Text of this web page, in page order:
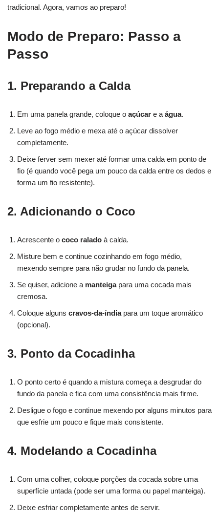
tradicional. Agora, vamos ao preparo!
Modo de Preparo: Passo a
Passo
1. Preparando a Calda
Em uma panela grande, coloque o açúcar e a água.
Leve ao fogo médio e mexa até o açúcar dissolver
completamente.
Deixe ferver sem mexer até formar uma calda em ponto de
fio (é quando você pega um pouco da calda entre os dedos e
forma um fio resistente).
2. Adicionando o Coco
Acrescente o coco ralado à calda.
Misture bem e continue cozinhando em fogo médio,
mexendo sempre para não grudar no fundo da panela.
Se quiser, adicione a manteigapara uma cocada mais
cremosa.
Coloque alguns cravos-da-índiapara um toque aromático
(opcional).
3. Ponto da Cocadinha
O ponto certo é quando a mistura começa a desgrudar do
fundo da panela e fica com uma consistência mais firme.
Desligue o fogo e continue mexendo por alguns minutos para
que esfrie um pouco e fique mais consistente.
4. Modelando a Cocadinha
Com uma colher, coloque porções da cocada sobre uma
superfície untada (pode ser uma forma ou papel manteiga).
Deixe esfriar completamente antes de servir.